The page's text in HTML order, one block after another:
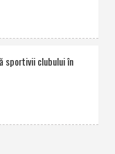
sportivii clubului în